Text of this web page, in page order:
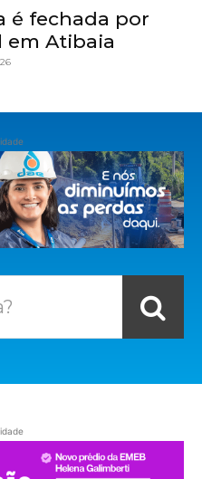
é fechada por
em Atibaia